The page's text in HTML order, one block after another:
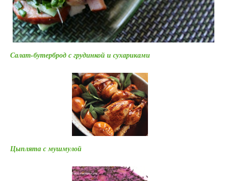
Салат-бутерброд с грудинкой и сухариками
Цыплята с мушмулой